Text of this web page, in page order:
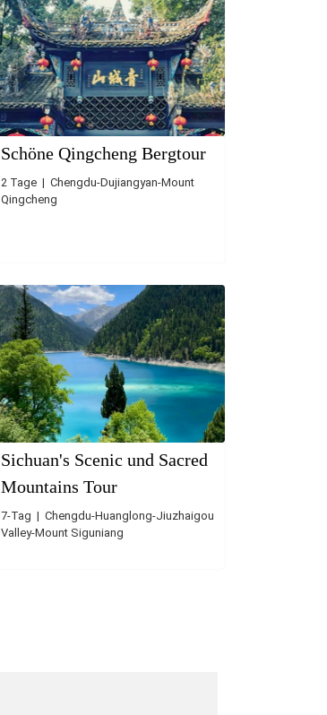
Schöne Qingcheng Bergtour
2 Tage | Chengdu-Dujiangyan-Mount
Qingcheng
Sichuan's Scenic und Sacred
Mountains Tour
7-Tag | Chengdu-Huanglong-Jiuzhaigou
Valley-Mount Siguniang